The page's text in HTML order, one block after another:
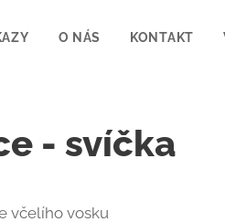
O NÁS KONTAKT
- svíčka
včelího vosku